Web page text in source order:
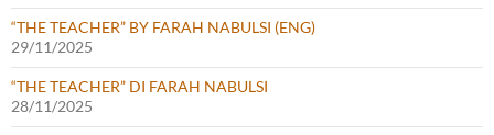
“THE TEACHER” BY FARAH NABULSI (ENG)
29/11/2025
“THE TEACHER” DI FARAH NABULSI
28/11/2025